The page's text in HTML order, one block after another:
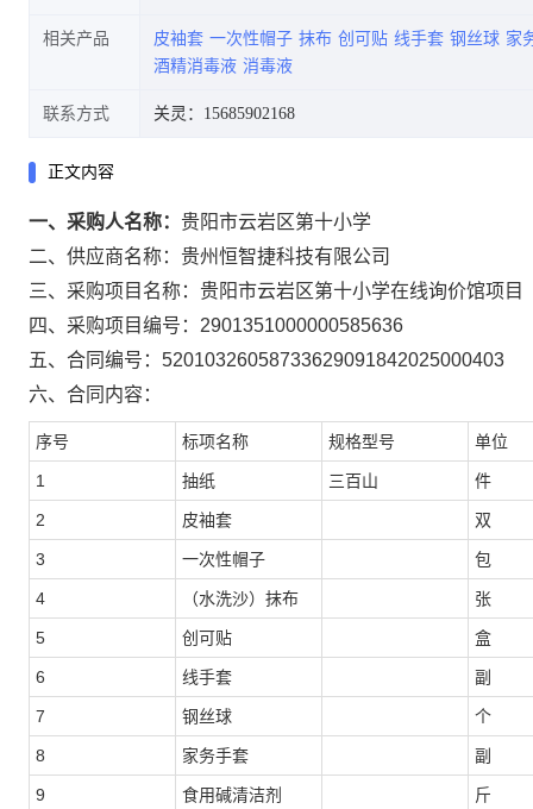
相关产品 皮袖套 一次性帽子 抹布 创可贴 线手套 钢丝球 家
酒精消毒液 消毒液
联系方式 关灵：15685902168
正文内容
一、采购人名称： 贵阳市云岩区第十小学
二、供应商名称： 贵州恒智捷科技有限公司
三、采购项目名称： 贵阳市云岩区第十小学在线询价馆项目
四、采购项目编号： 2901351000000585636
五、合同编号： 52010326058733629091842025000403
六、合同内容：
序号 标项名称 规格型号 单位
1 抽纸 三百山 件
2 皮袖套 双
3 一次性帽子 包
4 （水洗沙）抹布 张
5 创可贴 盒
6 线手套 副
7 钢丝球 个
8 家务手套 副
9 食用碱清洁剂 斤